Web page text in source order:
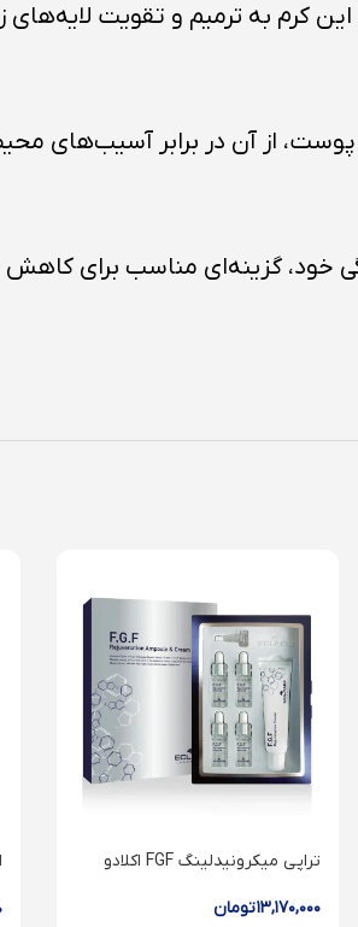
کرم به ترمیم و تقویت
از آن در برابر آسیب‌های
تراپی میکرونیدلینگ FGF اکلادو
۱۳,۱۷۰,۰۰۰تومان